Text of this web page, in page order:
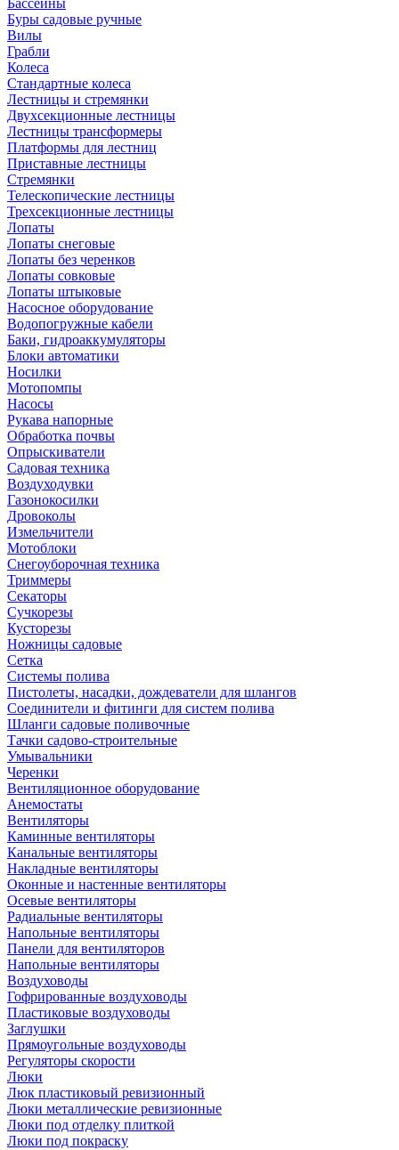
Бассейны
Буры садовые ручные
Вилы
Грабли
Колеса
Стандартные колеса
Лестницы и стремянки
Двухсекционные лестницы
Лестницы трансформеры
Платформы для лестниц
Приставные лестницы
Стремянки
Телескопические лестницы
Трехсекционные лестницы
Лопаты
Лопаты снеговые
Лопаты без черенков
Лопаты совковые
Лопаты штыковые
Насосное оборудование
Водопогружные кабели
Баки, гидроаккумуляторы
Блоки автоматики
Носилки
Мотопомпы
Насосы
Рукава напорные
Обработка почвы
Опрыскиватели
Садовая техника
Воздуходувки
Газонокосилки
Дровоколы
Измельчители
Мотоблоки
Снегоуборочная техника
Триммеры
Секаторы
Сучкорезы
Кусторезы
Ножницы садовые
Сетка
Системы полива
Пистолеты, насадки, дождеватели для шлангов
Соединители и фитинги для систем полива
Шланги садовые поливочные
Тачки садово-строительные
Умывальники
Черенки
Вентиляционное оборудование
Анемостаты
Вентиляторы
Каминные вентиляторы
Канальные вентиляторы
Накладные вентиляторы
Оконные и настенные вентиляторы
Осевые вентиляторы
Радиальные вентиляторы
Напольные вентиляторы
Панели для вентиляторов
Напольные вентиляторы
Воздуховоды
Гофрированные воздуховоды
Пластиковые воздуховоды
Заглушки
Прямоугольные воздуховоды
Регуляторы скорости
Люки
Люк пластиковый ревизионный
Люки металлические ревизионные
Люки под отделку плиткой
Люки под покраску